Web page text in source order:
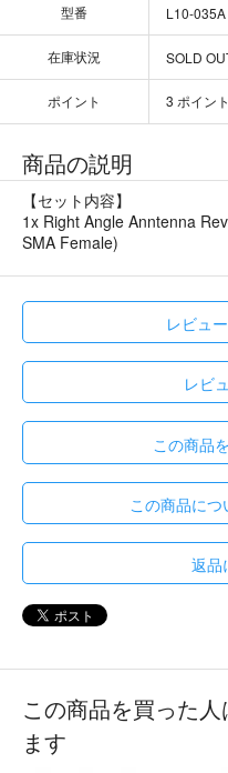
型番 L10-035A
在庫状況 SOLD
ポイント 3 ポイント
商品の説明
【セット内容】
1x Right Angle Anntenna
SMA Female)
レビュ
レビ
この商品
この商品につ
返品
この商品を買った
ます